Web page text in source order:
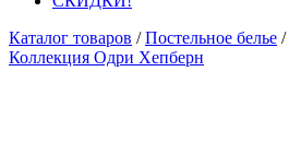
Каталог товаров / Постельное белье /
Коллекция Одри Хепберн